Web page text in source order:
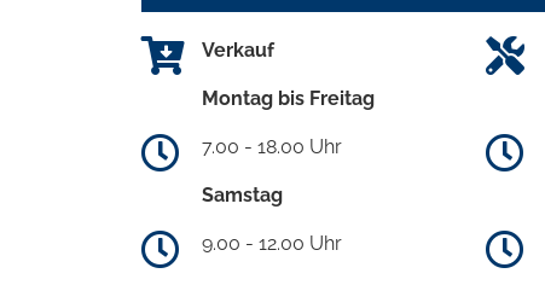
Verkauf
Montag bis Freitag
7.00 - 18.00 Uhr
Samstag
9.00 - 12.00 Uhr